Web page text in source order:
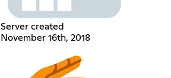
Server created
November 16th, 2018